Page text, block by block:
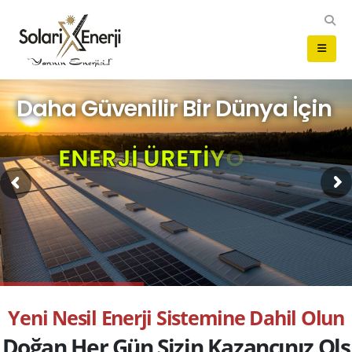
ENERJİÜRETİYORUZ
Daha Güvenilir Bir Dünya İçin
ÜRÜNLERİMİZ
Yeni Nesil Enerji Sistemine Dahil Olun